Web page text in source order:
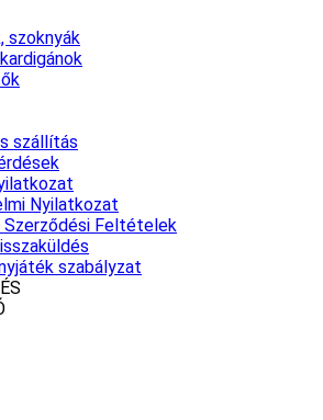
szoknyák
szállítás
Nyilatkozat
Szerződési Feltételek
szabályzat